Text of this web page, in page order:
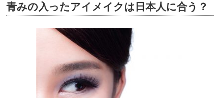
青みの入ったアイメイクは日本人に合う？